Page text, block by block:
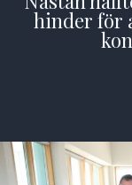
hinder för